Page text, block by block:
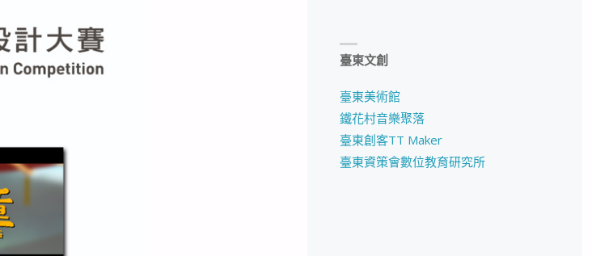
臺東文創
臺東美術館
鐵花村音樂聚落
臺東創客TT Maker
臺東資策會數位教育研究所